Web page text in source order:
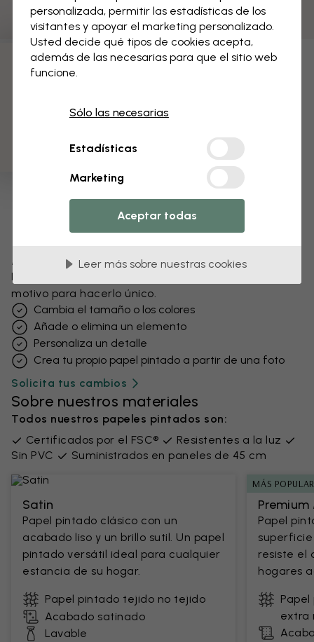
Modifica tu papel pintado
Nuestro equipo de diseño puede modificar cualquier
motivo para hacerlo único.
Cambia el tamaño o los colores
Añade o elimina un elemento
Personaliza un detalle
Crea tu propio papel pintado a partir de una foto
Solicita tus cambios
Sobre nuestros materiales
Todos nuestros papeles pintados son:
Certificados por el FSC®
Resistentes a la luz
Sin PVC
Suministrados en paneles de 45 cm
Satin
Papel pintado clásico con un
acabado liso y un brillo sutil. Un papel
pintado versátil ideal para cualquier
estancia de su hogar.
Papel pintado tejido no tejido
Acabado satinado
Lavable
MÁS
Papel
resiste el
hogares
extra
personalizada, permitir las estadísticas de los
visitantes y apoyar el marketing personalizado.
Usted decide qué tipos de cookies acepta,
además de las necesarias para que el sitio web
funcione.
Sólo las necesarias
Estadísticas
Marketing
Aceptar todas
Leer más sobre nuestras cookies